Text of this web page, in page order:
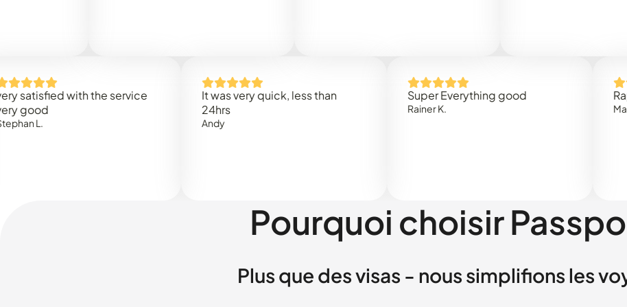
with the service
It was very quick, less than
Super Everything good Rapidez
Pourquoi choisir
Plus que des visas - nous simplifions les